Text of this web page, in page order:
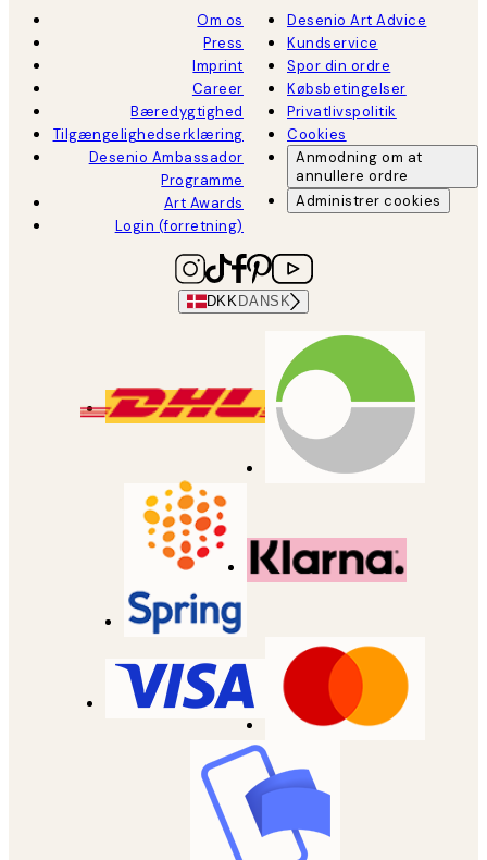
Om os
Press
Imprint
Career
Bæredygtighed
Tilgængelighedserklæring
Desenio Ambassador
Programme
Art Awards
Login (forretning)
Desenio Art Advice
Kundservice
Spor din ordre
Købsbetingelser
Privatlivspolitik
Cookies
Anmodning om at
annullere ordre
Administrer cookies
DKK DANSK